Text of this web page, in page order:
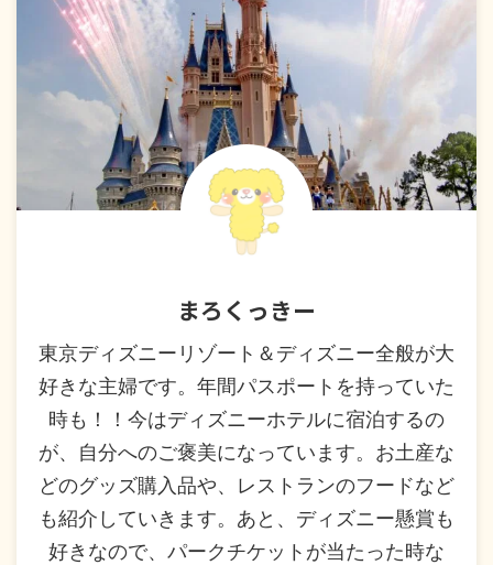
まろくっきー
東京ディズニーリゾート＆ディズニー全般が大
好きな主婦です。年間パスポートを持っていた
時も！！今はディズニーホテルに宿泊するの
が、自分へのご褒美になっています。お土産な
どのグッズ購入品や、レストランのフードなど
も紹介していきます。あと、ディズニー懸賞も
好きなので、パークチケットが当たった時な